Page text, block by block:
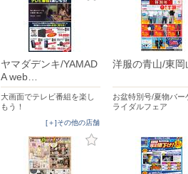
ヤマダデンキ/YAMAD
A web…
大画面でテレビ番組を楽し
もう！
[＋]その他の店舗
洋服の青山/東岡
お盆特別号/夏物バー
ライダルフェア